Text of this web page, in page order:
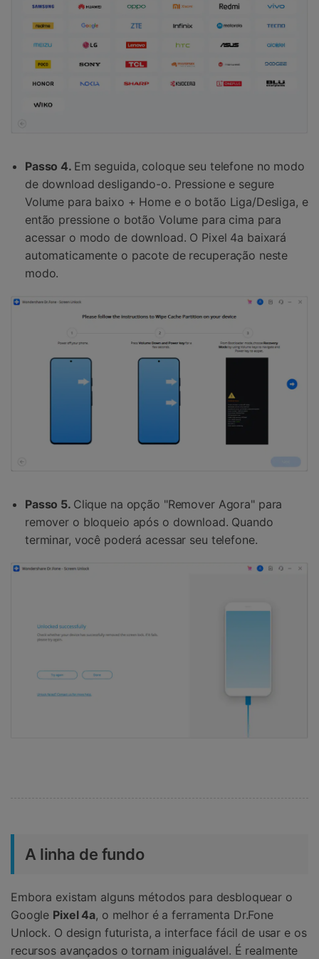
Passo 4. Em seguida, coloque seu telefone no modo
de download desligando-o. Pressione e segure
Volume para baixo + Home e o botão Liga/Desliga, e
então pressione o botão Volume para cima para
acessar o modo de download. O Pixel 4a baixará
automaticamente o pacote de recuperação neste
modo.
Passo 5. Clique na opção "Remover Agora" para
remover o bloqueio após o download. Quando
terminar, você poderá acessar seu telefone.
A linha de fundo
Embora existam alguns métodos para desbloquear o
Google Pixel 4a, o melhor é a ferramenta Dr.Fone
Unlock. O design futurista, a interface fácil de usar e os
recursos avançados o tornam inigualável. É realmente